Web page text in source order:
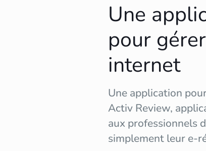
Une
pour
internet
Une application
Activ Review,
aux professionnels
simplement leur e-